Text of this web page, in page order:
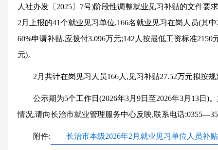
人社办发〔2025〕7号)阶段性调整就业见习补贴的文件要求
2 月 上报的41个就业见习单位,166名就业见习在岗人员(其中
60%申请补贴,应拨付3.096万元;142 人按最低工资标准2150
元)。
2 月共计在岗见习人员166人,见习补贴27.52万元拟按
公示期为5个工作日 (2026年3月 9日至2026年3月 13日)。
情况,请向长治市就业管理服务中心反映,联系电话
附件: 长治市本级2026年2月就业见习单位人员补